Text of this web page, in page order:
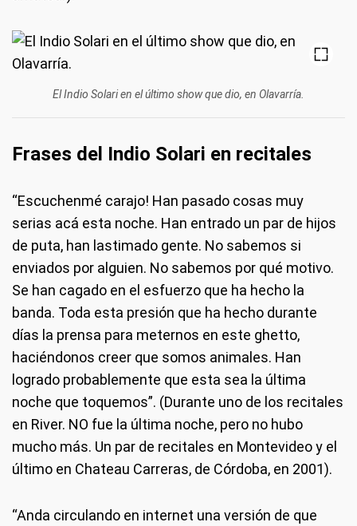
El Indio Solari en el último show que dio, en Olavarría.
Frases del Indio Solari en recitales
“Escuchenmé carajo! Han pasado cosas muy
serias acá esta noche. Han entrado un par de hijos
de puta, han lastimado gente. No sabemos si
enviados por alguien. No sabemos por qué motivo.
Se han cagado en el esfuerzo que ha hecho la
banda. Toda esta presión que ha hecho durante
días la prensa para meternos en este ghetto,
haciéndonos creer que somos animales. Han
logrado probablemente que esta sea la última
noche que toquemos”. (Durante uno de los recitales
en River. NO fue la última noche, pero no hubo
mucho más. Un par de recitales en Montevideo y el
último en Chateau Carreras, de Córdoba, en 2001).
“Anda circulando en internet una versión de que